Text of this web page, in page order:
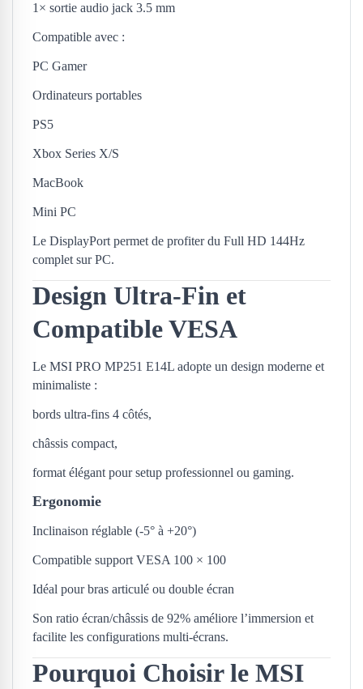
1× sortie audio jack 3.5 mm
Compatible avec :
PC Gamer
Ordinateurs portables
PS5
Xbox Series X/S
MacBook
Mini PC
Le DisplayPort permet de profiter du Full HD 144Hz
complet sur PC.
Design Ultra-Fin et
Compatible VESA
Le MSI PRO MP251 E14L adopte un design moderne et
minimaliste :
bords ultra-fins 4 côtés,
châssis compact,
format élégant pour setup professionnel ou gaming.
Ergonomie
Inclinaison réglable (-5° à +20°)
Compatible support VESA 100 × 100
Idéal pour bras articulé ou double écran
Son ratio écran/châssis de 92% améliore l’immersion et
facilite les configurations multi-écrans.
Pourquoi Choisir le MSI